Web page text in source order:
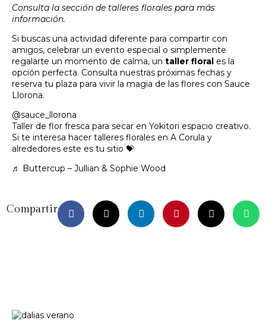
Consulta la sección de talleres florales para más
información.
Si buscas una actividad diferente para compartir con
amigos, celebrar un evento especial o simplemente
regalarte un momento de calma, un taller floral es la
opción perfecta. Consulta nuestras próximas fechas y
reserva tu plaza para vivir la magia de las flores con Sauce
Llorona.
@sauce_llorona
Taller de flor fresca para secar en Yokitori espacio creativo.
Si te interesa hacer talleres florales en A Corula y
alrededores este es tu sitio 💝
♬ Buttercup – Jullian & Sophie Wood
Compartir